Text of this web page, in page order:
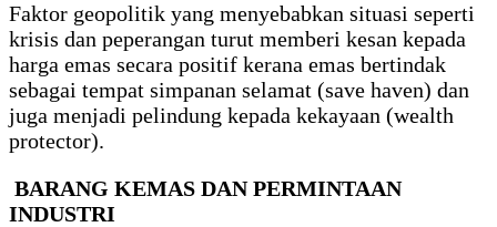
Faktor geopolitik yang menyebabkan situasi seperti
krisis dan peperangan turut memberi kesan kepada
harga emas secara positif kerana emas bertindak
sebagai tempat simpanan selamat (save haven) dan
juga menjadi pelindung kepada kekayaan (wealth
protector).
BARANG KEMAS DAN PERMINTAAN
INDUSTRI